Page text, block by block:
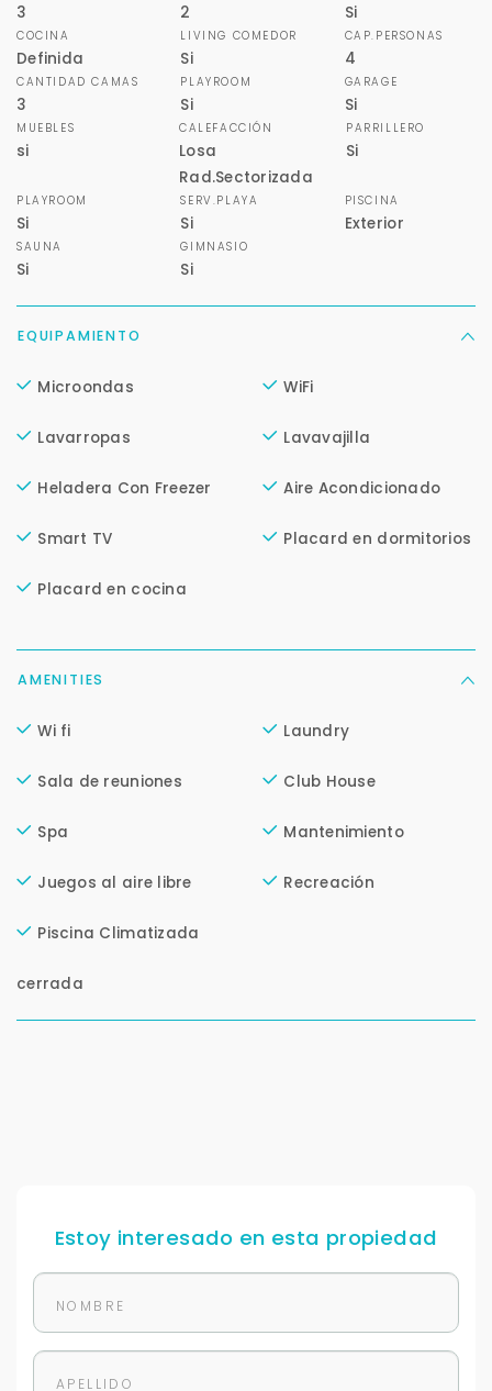
3 2 Si
COCINA
Definida
LIVING COMEDOR
Si
CAP.PERSONAS
4
CANTIDAD CAMAS
3
PLAYROOM
Si
GARAGE
Si
MUEBLES
si
CALEFACCIÓN
Losa
Rad.Sectorizada
PARRILLERO
Si
PLAYROOM
Si
SERV.PLAYA
Si
PISCINA
Exterior
SAUNA
Si
GIMNASIO
Si
EQUIPAMIENTO
Microondas WiFi
Lavarropas Lavavajilla
Heladera Con Freezer Aire Acondicionado
Smart TV Placard en dormitorios
Placard en cocina
AMENITIES
Wi fi Laundry
Sala de reuniones Club House
Spa Mantenimiento
Juegos al aire libre Recreación
Piscina Climatizada
cerrada
Estoy interesado en esta propiedad
Tus datos están seguros
No compartimos tu información ni enviamos spam.
Uso exclusivo
Solo los usamos para responder tu consulta.
Buscamos darte la mejor experiencia.